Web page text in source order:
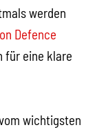
werden
Defence
für eine klare
wichtigsten